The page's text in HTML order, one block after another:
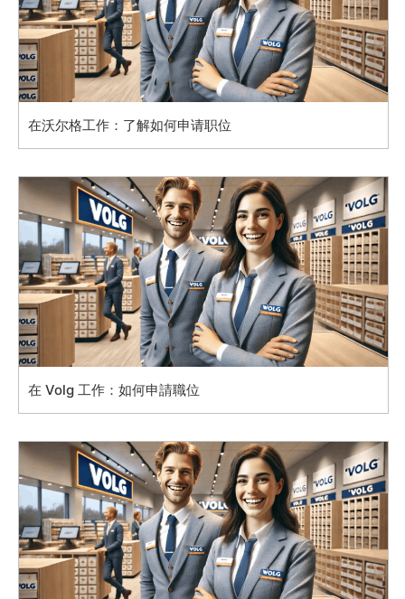
在沃尔格工作：了解如何申请职位
在 Volg 工作：如何申請職位